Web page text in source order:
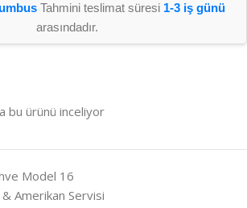
Tahmini teslimat süresi 1-3 iş günü
arasındadır.
bu ürünü inceliyor
Model 16
Amerikan Servisi